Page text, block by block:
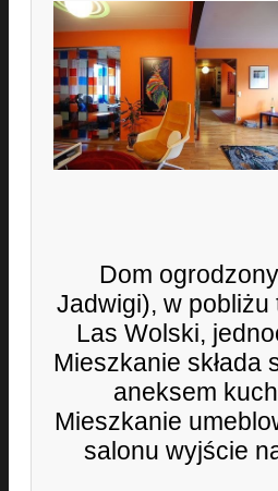
Dom
Jadwigi), w
Las Wolski,
Mieszkanie składa
aneksem
Mieszkanie
salonu wyjście